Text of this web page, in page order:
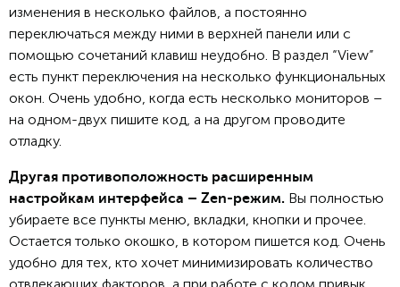
изменения в несколько файлов, а постоянно
переключаться между ними в верхней панели или с
помощью сочетаний клавиш неудобно. В раздел “View”
есть пункт переключения на несколько функциональных
окон. Очень удобно, когда есть несколько мониторов –
на одном-двух пишите код, а на другом проводите
отладку.
Другая противоположность расширенным
настройкам интерфейса – Zen-режим. Вы полностью
убираете все пункты меню, вкладки, кнопки и прочее.
Остается только окошко, в котором пишется код. Очень
удобно для тех, кто хочет минимизировать количество